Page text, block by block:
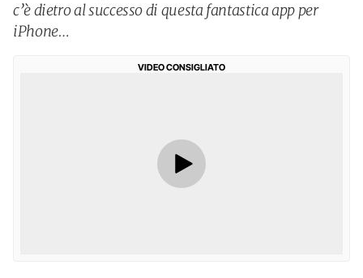
c’è dietro al successo di questa fantastica app per
iPhone…
VIDEO CONSIGLIATO